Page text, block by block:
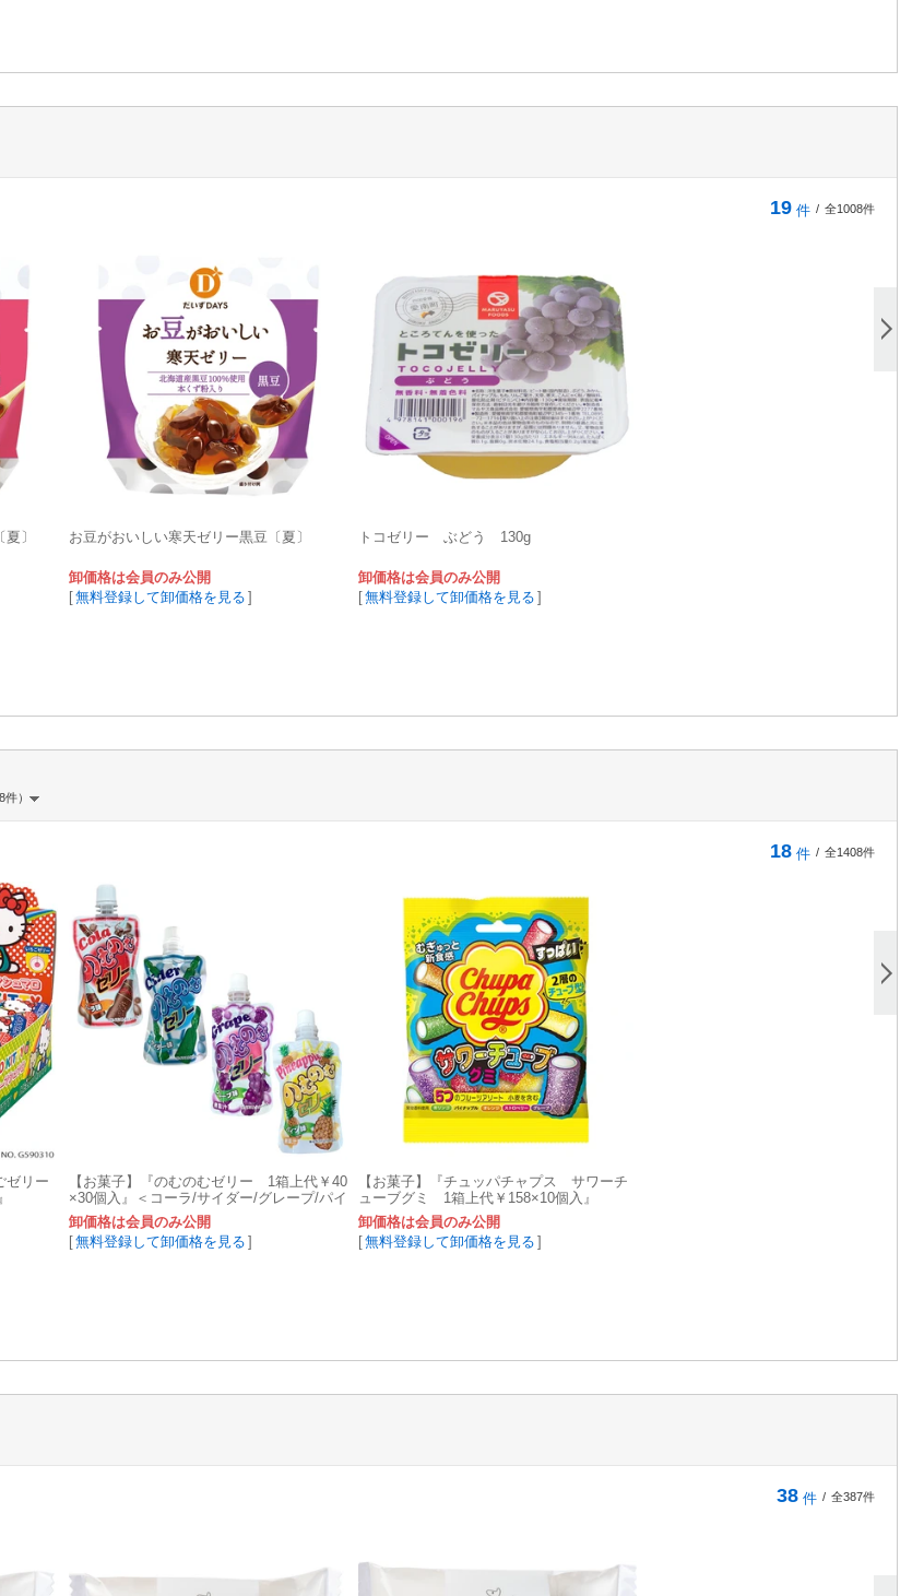
19 件 / 全1008件
〕 お豆がおいしい寒天ゼリー黒豆〔夏〕
卸価格は会員のみ公開
[無料登録して卸価格を見る ]
トコゼリー ぶどう 130g
卸価格は会員のみ公開
[無料登録して卸価格を見る ]
件）
18 件 / 全1408件
ゼリー
【お菓子】『のむのむゼリー 1箱上代￥40
×30個入』＜コーラ/サイダー/グレープ/パイ
ン＞
卸価格は会員のみ公開
[無料登録して卸価格を見る ]
【お菓子】『チュッパチャプス サワーチ
ューブグミ 1箱上代￥158×10個入』
卸価格は会員のみ公開
[無料登録して卸価格を見る ]
38 件 / 全387件